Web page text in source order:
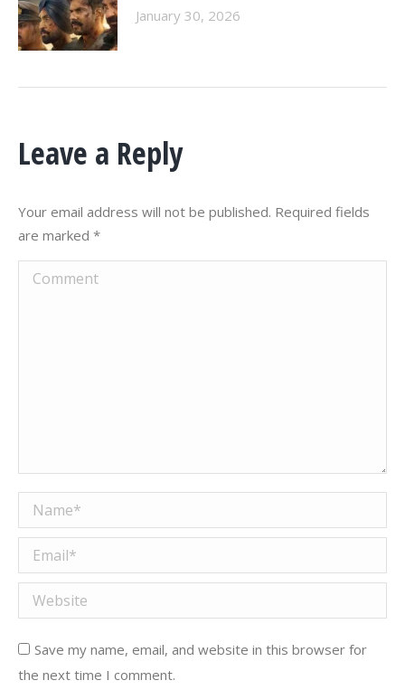
January 30, 2026
Leave a Reply
Your email address will not be published. Required fields
are marked *
Comment
Name *
Email *
Website
Save my name, email, and website in this browser for
the next time I comment.